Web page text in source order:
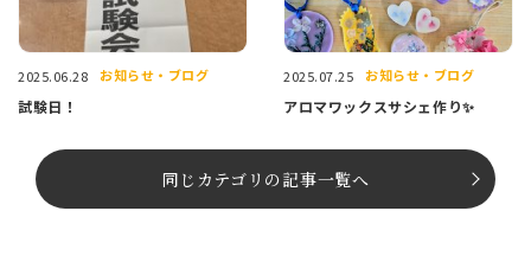
2025.06.28 お知らせ・ブログ
試験日！
2025.07.25 お知らせ・ブログ
アロマワックスサシェ作り✨
同じカテゴリの記事⼀覧へ